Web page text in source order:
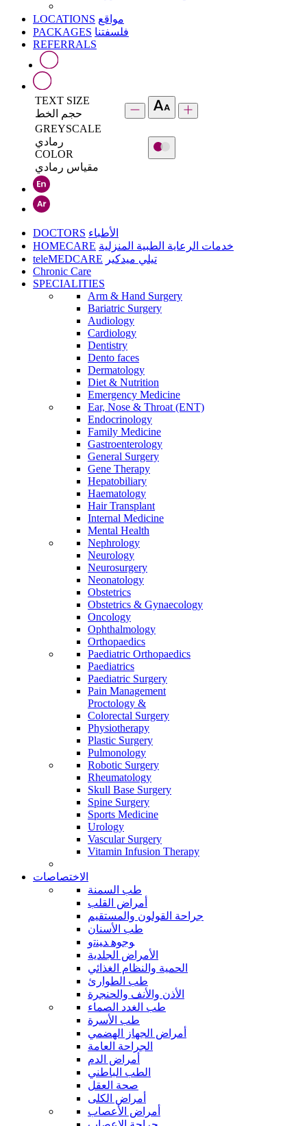
LOCATIONS مواقع
PACKAGES فلسفتنا
REFERRALS
TEXT SIZE
حجم الخط
GREYSCALE
رمادي
COLOR
مقياس رمادي
DOCTORS الأطباء
HOMECARE خدمات الرعاية الطبية المنزلية
teleMEDCARE تيلي ميدكير
Chronic Care
SPECIALITIES
Arm & Hand Surgery
Bariatric Surgery
Audiology
Cardiology
Dentistry
Dento faces
Dermatology
Diet & Nutrition
Emergency Medicine
Ear, Nose & Throat (ENT)
Endocrinology
Family Medicine
Gastroenterology
General Surgery
Gene Therapy
Hepatobiliary
Haematology
Hair Transplant
Internal Medicine
Mental Health
Nephrology
Neurology
Neurosurgery
Neonatology
Obstetrics
Obstetrics & Gynaecology
Oncology
Ophthalmology
Orthopaedics
Paediatric Orthopaedics
Paediatrics
Paediatric Surgery
Pain Management
Proctology &
Colorectal Surgery
Physiotherapy
Plastic Surgery
Pulmonology
Robotic Surgery
Rheumatology
Skull Base Surgery
Spine Surgery
Sports Medicine
Urology
Vascular Surgery
Vitamin Infusion Therapy
الاختصاصات
طب السمنة
أمراض القلب
جراحة القولون والمستقيم
طب الأسنان
ﻮﺟﻮﻫ ﺪﻴﻨﺗﻭ
الأمراض الجلدية
الحمية والنظام الغذائي
طب الطوارئ
الأذن والأنف والحنجرة
طب الغدد الصماء
طب الأسرة
أمراض الجهاز الهضمي
الجراحة العامة
أمراض الدم
الطب الباطني
صحة العقل
أمراض الكلى
أمراض الأعصاب